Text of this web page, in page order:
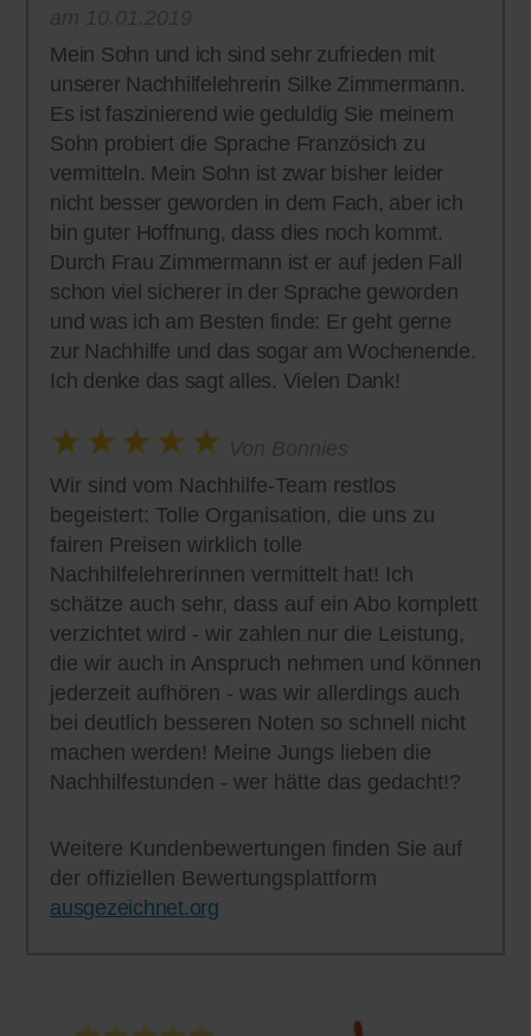
Mein Sohn und ich sind sehr zufrieden mit
unserer Nachhilfelehrerin Silke Zimmermann.
Es ist faszinierend wie geduldig Sie meinem
Sohn probiert die Sprache Französich zu
vermitteln. Mein Sohn ist zwar bisher leider
nicht besser geworden in dem Fach, aber ich
bin guter Hoffnung, dass dies noch kommt.
Durch Frau Zimmermann ist er auf jeden Fall
schon viel sicherer in der Sprache geworden
und was ich am Besten finde: Er geht gerne
zur Nachhilfe und das sogar am Wochenende.
Ich denke das sagt alles. Vielen Dank!
Wir sind vom Nachhilfe-Team restlos
begeistert: Tolle Organisation, die uns zu
fairen Preisen wirklich tolle
Nachhilfelehrerinnen vermittelt hat! Ich
schätze auch sehr, dass auf ein Abo komplett
verzichtet wird - wir zahlen nur die Leistung,
die wir auch in Anspruch nehmen und können
jederzeit aufhören - was wir allerdings auch
bei deutlich besseren Noten so schnell nicht
machen werden! Meine Jungs lieben die
Nachhilfestunden - wer hätte das gedacht!?
Weitere Kundenbewertungen finden Sie auf
der offiziellen Bewertungsplattform
ausgezeichnet.org